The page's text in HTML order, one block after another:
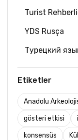
Turist
YDS Rusça
Турецкий
Etiketler
Anadolu
gösteri etkisi
konsensüs